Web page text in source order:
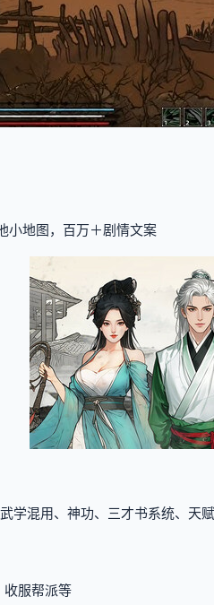
小地图，百万＋剧情文案
学混用、神功、三才书系统、天
收服帮派等